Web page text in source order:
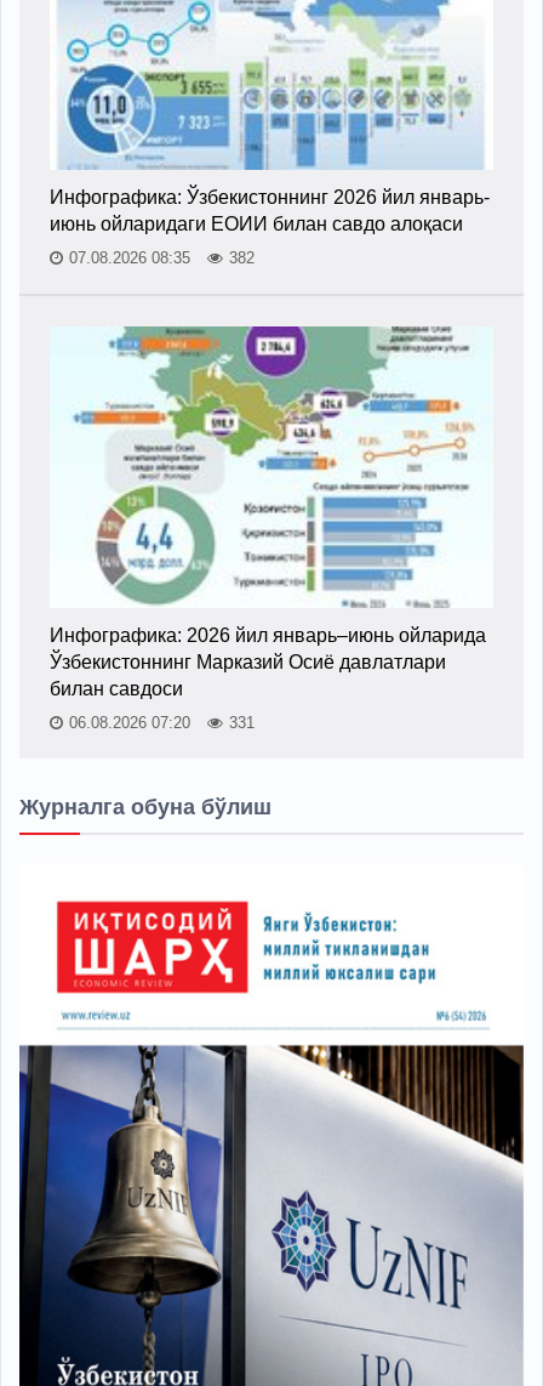
Инфографика: Ўзбекистоннинг 2026 йил январь-
июнь ойларидаги ЕОИИ билан савдо алоқаси
07.08.2026 08:35 382
Инфографика: 2026 йил январь–июнь ойларида
Ўзбекистоннинг Марказий Осиё давлатлари
билан савдоси
06.08.2026 07:20 331
Журналга обуна бўлиш